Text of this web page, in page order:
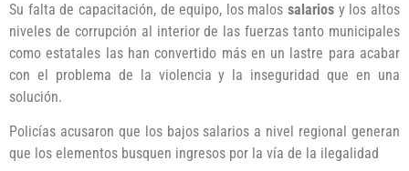
Su falta de capacitación, de equipo, los malossalarios y los altos
niveles de corrupción al interior de las fuerzas tanto municipales
como estatales las han convertido más en un lastre para acabar
con el problema de la violencia y la inseguridad que en una
solución.
Policías acusaron que los bajos salarios a nivel regional generan
que los elementos busquen ingresos por la vía de la ilegalidad